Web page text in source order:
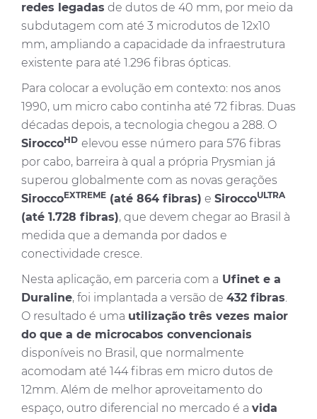
redes legadas de dutos de 40 mm, por meio da
subdutagem com até 3 microdutos de 12x10
mm, ampliando a capacidade da infraestrutura
existente para até 1.296 fibras ópticas.
Para colocar a evolução em contexto: nos anos
1990, um micro cabo continha até 72 fibras. Duas
décadas depois, a tecnologia chegou a 288. O
SiroccoHD elevou esse número para 576 fibras
por cabo, barreira à qual a própria Prysmian já
superou globalmente com as novas gerações
SiroccoEXTREME (até 864 fibras) e SiroccoULTRA
(até 1.728 fibras), que devem chegar ao Brasil à
medida que a demanda por dados e
conectividade cresce.
Nesta aplicação, em parceria com a Ufinet e a
Duraline, foi implantada a versão de 432 fibras.
O resultado é uma utilização três vezes maior
do que a de microcabos convencionais
disponíveis no Brasil, que normalmente
acomodam até 144 fibras em micro dutos de
12mm. Além de melhor aproveitamento do
espaço, outro diferencial no mercado é a vida